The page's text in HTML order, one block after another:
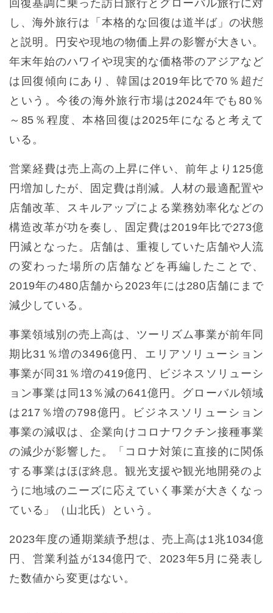
回復基調に乗った訪日旅行とグローバル旅行に対
し、海外旅行は「本格的な回復は道半ば」の状態
と説明。円安や現地の物価上昇の影響が大きい。
年末年始のハワイや現実的な価格帯のアジアなど
は回復傾向にあり、韓国は2019年比で70％超だ
という。今後の海外旅行市場は2024年でも80％
～85％程度、本格回復は2025年になると考えて
いる。
営業経費は売上高の上昇に伴い、前年より125億
円増加したが、固定費は削減。人材の最適配置や
店舗改革、スキルアップによる業務効率化などの
構造改革が功を奏し、固定費は2019年比で273億
円減となった。店舗は、重複していた店舗や人流
の変わった場所の店舗などを再編したことで、
2019年の480店舗から2023年には280店舗にまで
減少している。
事業領域別の売上高は、ツーリズム事業が前年同
期比31％増の3496億円、エリアソリューション
事業が同31％増の419億円、ビジネスソリューシ
ョン事業は同13％減の641億円。グローバル領域
は217％増の798億円。ビジネスソリューション
事業の減収は、企業向けコロナワクチン接種事業
の減少が影響した。「コロナ対策に直接的に関係
する事業はほぼ終息。観光支援や観光地開発のよ
うに地域のニーズに応えていく事業が大きくなっ
ている」（山北氏）という。
2023年度の通期業績予想は、売上高は1兆1034億
円、営業利益が134億円で、2023年5月に発表し
た数値から変更はない。